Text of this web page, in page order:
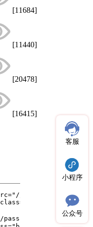
[11684]
[11440]
[20478]
[16415]
客服
小程序
公众号